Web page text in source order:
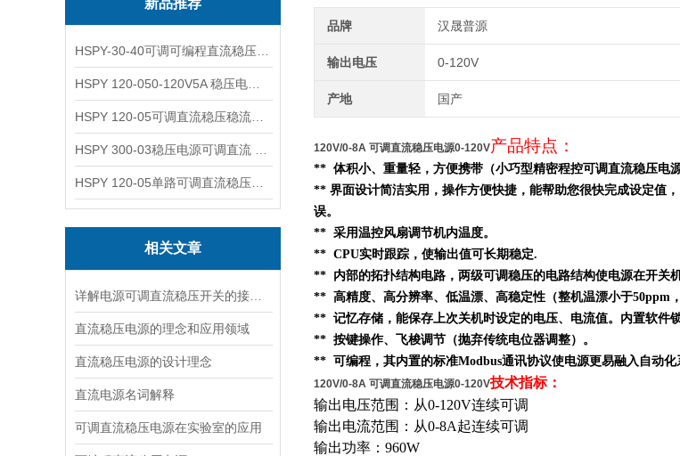
新品推荐
相关文章
直流稳压电源的理念和应用领域
直流稳压电源的设计理念
直流电源名词解释
可调直流稳压电源在实验室的应用
品牌 汉晟普源
输出电压 0-120V
产地 国产
120V/0-8A 可调直流稳压电源0-120V产品特点：
** 体积小、重量轻，方便携带（小巧型精密程控可调直流稳压电
** 界面设计简洁实用， 操作方便快捷， 能帮助您很快完成设定值
误。
** 采用温控风扇调节机内温度。
** CPU实时跟踪，使输出值可长期稳定.
** 内部的拓扑结构电路，两级可调稳压的电路结构使电源在开关
** 高精度、高分辨率、低温漂、高稳定性（整机温漂小于50ppm
** 记忆存储，能保存上次关机时设定的电压、电流值。内置软件
** 按键操作、飞梭调节（抛弃传统电位器调整）。
** 可编程，其内置的标准Modbus通讯协议使电源更易融入自动化
120V/0-8A 可调直流稳压电源0-120V技术指标：
输出电压范围：从0-120V连续可调
输出电流范围：从0-8A起连续可调
输出功率：960W